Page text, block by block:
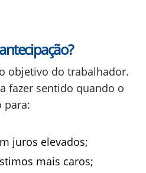
objetivo do trabalhador.
fazer sentido quando o
para:
juros elevados;
mais caros;